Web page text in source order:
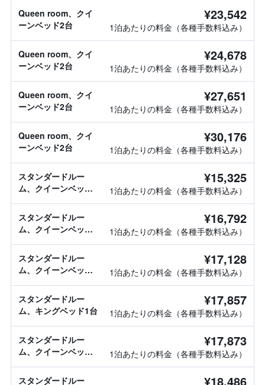
Queen room、クイ
ーンベッド2台
¥23,542
1泊あたりの料金（各種手数料込み）
Queen room、クイ
ーンベッド2台
¥24,678
1泊あたりの料金（各種手数料込み）
Queen room、クイ
ーンベッド2台
¥27,651
1泊あたりの料金（各種手数料込み）
Queen room、クイ
ーンベッド2台
¥30,176
1泊あたりの料金（各種手数料込み）
スタンダードルー
ム、クイーンベッド2
¥15,325
1泊あたりの料金（各種手数料込み）
スタンダードルー
ム、クイーンベッド2
¥16,792
1泊あたりの料金（各種手数料込み）
スタンダードルー
ム、クイーンベッド2
¥17,128
1泊あたりの料金（各種手数料込み）
スタンダードルー
ム、キングベッド1台
¥17,857
1泊あたりの料金（各種手数料込み）
スタンダードルー
ム、クイーンベッド2
¥17,873
1泊あたりの料金（各種手数料込み）
スタンダードルー ¥18,486